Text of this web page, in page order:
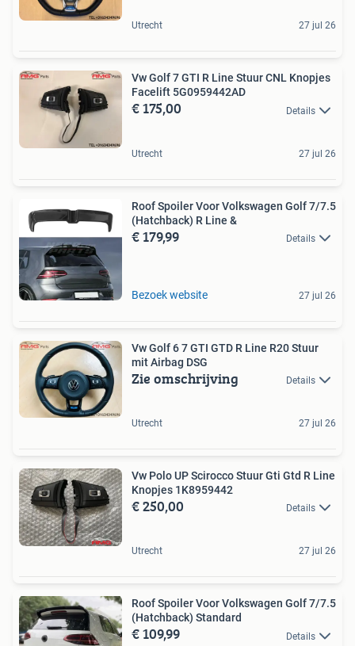
Utrecht 27 jul 26
Vw Golf 7 GTI R Line Stuur CNL Knopjes
Facelift 5G0959442AD
€ 175,00 Details
Utrecht 27 jul 26
Roof Spoiler Voor Volkswagen Golf 7/7.5
(Hatchback) R Line &
€ 179,99 Details
Bezoek website 27 jul 26
Vw Golf 6 7 GTI GTD R Line R20 Stuur
mit Airbag DSG
Zie omschrijving Details
Utrecht 27 jul 26
Vw Polo UP Scirocco Stuur Gti Gtd R Line
Knopjes 1K8959442
€ 250,00 Details
Utrecht 27 jul 26
Roof Spoiler Voor Volkswagen Golf 7/7.5
(Hatchback) Standard
€ 109,99 Details